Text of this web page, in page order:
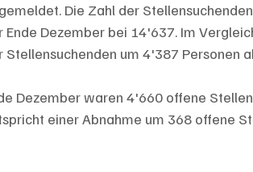
Die Zahl der
Ende Dezember bei 14'637. Im
Stellensuchenden um 4'387 Personen
Dezember waren 4'660 offene
einer Abnahme um 368 offene